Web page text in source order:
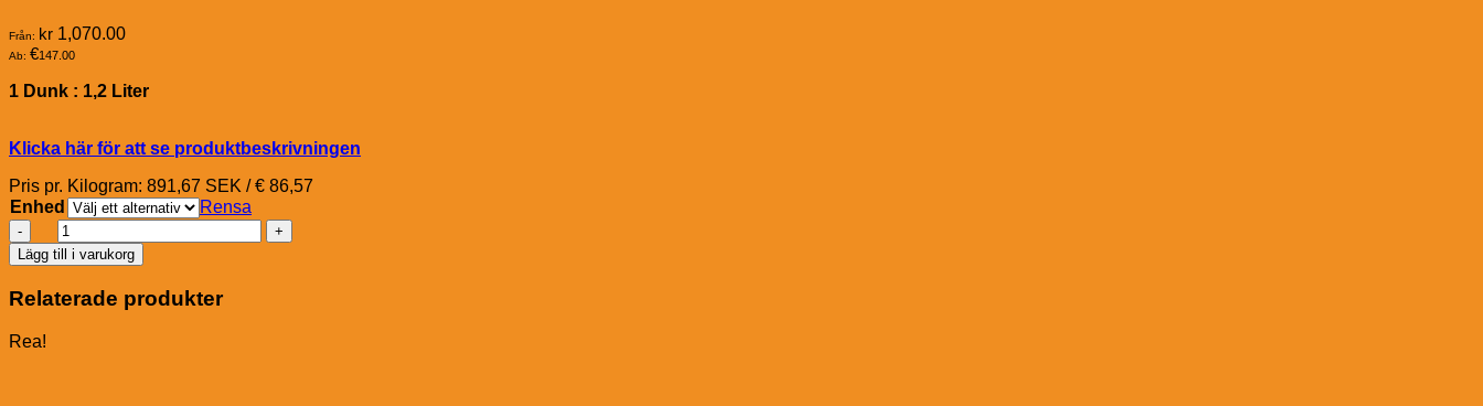
Från: kr 1,070.00
Ab: €147.00
1 Dunk : 1,2 Liter
Klicka här för att se produktbeskrivningen
Pris pr. Kilogram: 891,67 SEK / € 86,57
Enhed
Rensa
BrandonPlus
Joint
Performer
mängd
Lägg till i varukorg
Relaterade produkter
Rea!